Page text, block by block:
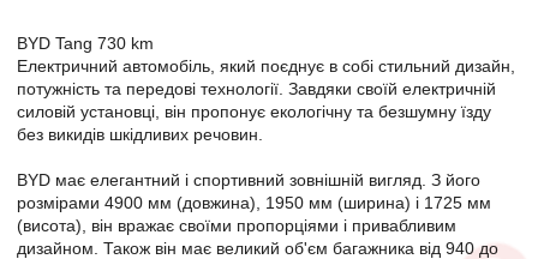
BYD Tang 730 km
Електричний автомобіль, який поєднує в собі стильний дизайн,
потужність та передові технології. Завдяки своїй електричній
силовій установці, він пропонує екологічну та безшумну їзду
без викидів шкідливих речовин.
BYD має елегантний і спортивний зовнішній вигляд. З його
розмірами 4900 мм (довжина), 1950 мм (ширина) і 1725 мм
(висота), він вражає своїми пропорціями і привабливим
дизайном. Також він має великий об'єм багажника від 940 до